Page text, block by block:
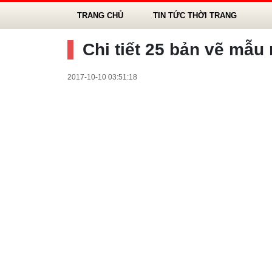
TRANG CHỦ TIN TỨC THỜI TRANG
Chi tiết 25 bản vẽ
2017-10-10 03:51:18